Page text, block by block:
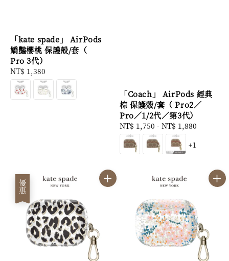
「kate spade」 AirPods
嬌豔櫻桃 保護殼/套（
Pro 3代）
Regular
price
NT$ 1,380
「Coach」 AirPods 經典
棕 保護殼/套（ Pro2／
Pro／1/2代／第3代）
Regular
price
NT$ 1,750 - NT$ 1,880
+1
優惠